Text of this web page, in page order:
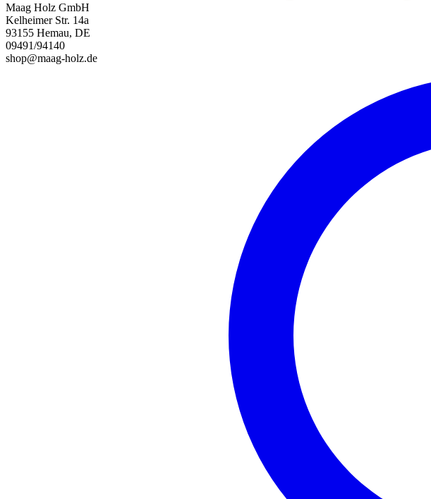
Maag Holz GmbH
Kelheimer Str. 14a
93155 Hemau, DE
09491/94140
shop@maag-holz.de